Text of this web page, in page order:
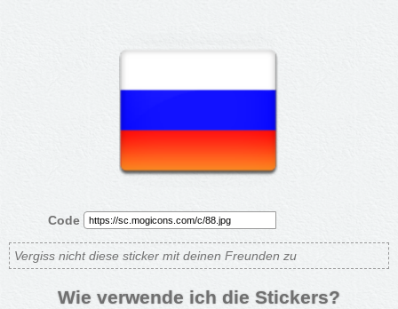
Code
Vergiss nicht diese sticker mit deinen Freunden zu
Wie verwende ich die Stickers?